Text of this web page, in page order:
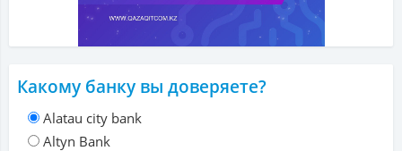
Какому банку вы доверяете?
Alatau city bank
Altyn Bank